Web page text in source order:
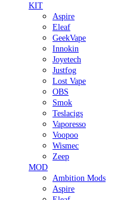
KIT
Aspire
Eleaf
GeekVape
Innokin
Joyetech
Justfog
Lost Vape
OBS
Smok
Teslacigs
Vaporesso
Voopoo
Wismec
Zeep
MOD
Ambition Mods
Aspire